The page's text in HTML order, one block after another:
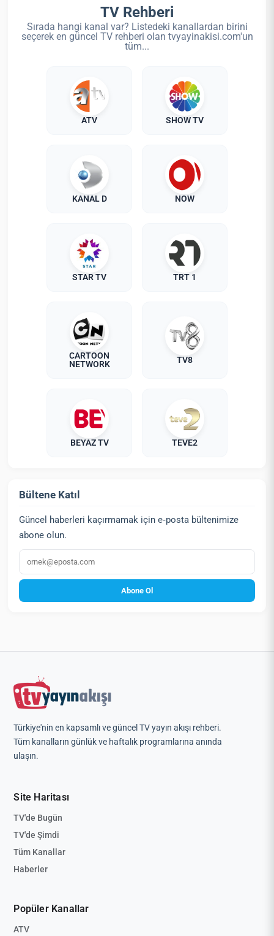
TV Rehberi
Sırada hangi kanal var? Listedeki kanallardan birini
seçerek en güncel TV rehberi olan tvyayinakisi.com'un
tüm...
ATV SHOW TV
KANAL D NOW
STAR TV TRT 1
CARTOON
NETWORK
TV8
BEYAZ TV TEVE2
Bültene Katıl
Güncel haberleri kaçırmamak için e‑posta bültenimize
abone olun.
E‑posta
Abone Ol
Türkiye'nin en kapsamlı ve güncel TV yayın akışı rehberi.
Tüm kanalların günlük ve haftalık programlarına anında
ulaşın.
Site Haritası
TV'de Bugün
TV'de Şimdi
Tüm Kanallar
Haberler
Popüler Kanallar
ATV